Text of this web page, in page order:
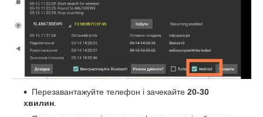
Перезавантажуйте телефон і зачекайте 20-30
хвилин.